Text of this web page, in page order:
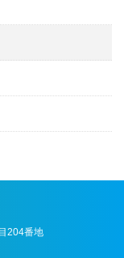
204番地